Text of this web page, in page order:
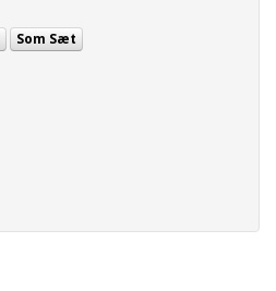
Som Sæt